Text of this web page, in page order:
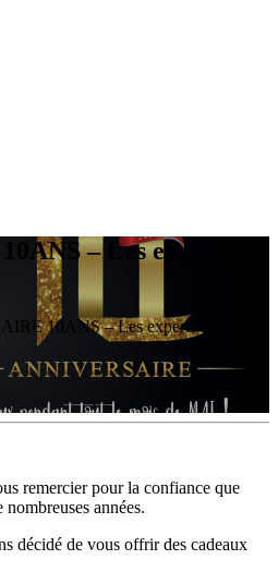
– Les experts du
10ANS – Les experts du
remercier pour la confiance que
années.
décidé de vous offrir des cadeaux